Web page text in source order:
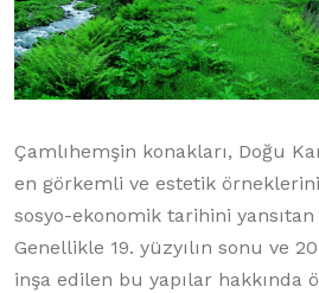
Çamlıhemşin konakları, Doğu
en görkemli ve estetik
sosyo-ekonomik tarihini yansıtan
Genellikle 19. yüzyılın sonu ve
inşa edilen bu yapılar hakkında